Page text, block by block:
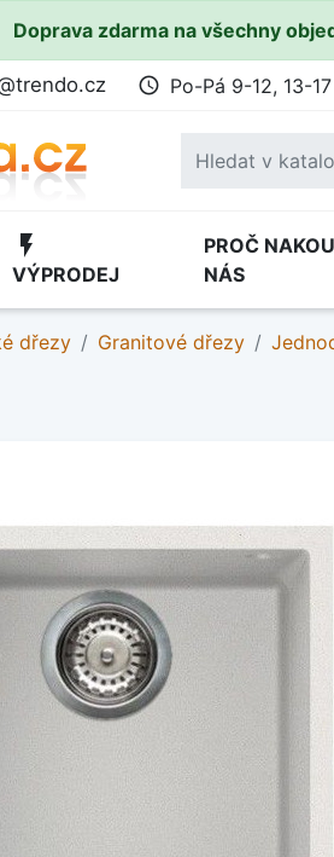
Doprava zdarma na všechny
access_time Po-Pá 9-12, 13-17
flash_on
VÝPRODEJ
PROČ
NÁS
dřezy Granitové dřezy